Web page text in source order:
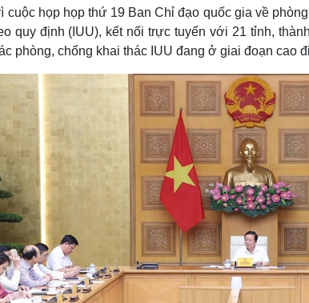
Phân tích
Thế giới thể thao
eSports
Hậu trường
Nhà đẹp
Tình yêu - Gia đình
Sân khấu - Điện
Văn học
Âm nhạc
Di sản
cuộc họp họp thứ 19 Ban Chỉ đạo quốc gia về
quy định (IUU), kết nối trực tuyến với 21 tỉnh,
phòng, chống khai thác IUU đang ở giai đoạn cao